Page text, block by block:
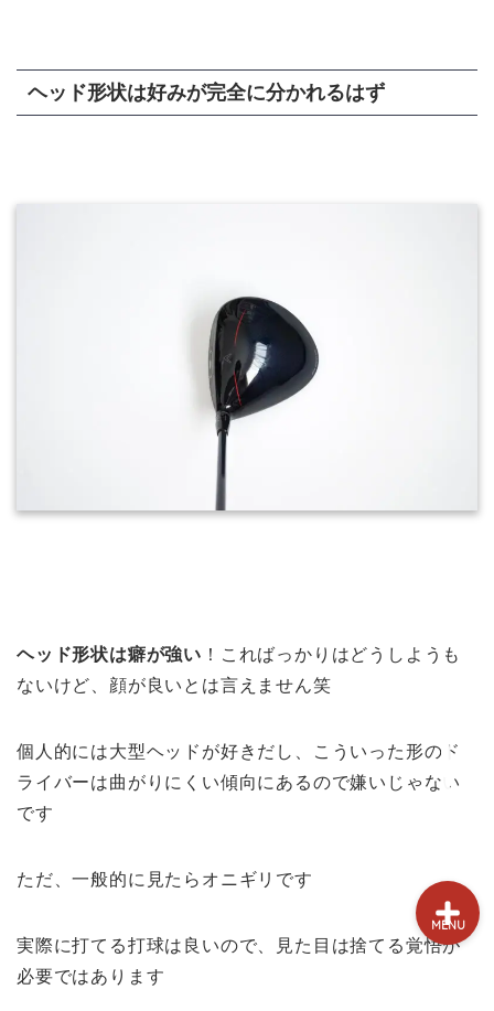
ヘッド形状は好みが完全に分かれるはず
ヘッド形状は癖が強い ！こればっかりはどうしようも
ないけど、顔が良いとは言えません笑
個人的には大型ヘッドが好きだし、こういった形のド
ライバーは曲がりにくい傾向にあるので嫌いじゃない
です
ただ、一般的に見たらオニギリです
実際に打てる打球は良いので、見た目は捨てる覚悟が
必要ではあります
MENU
新製品情報
ゴルフショップ